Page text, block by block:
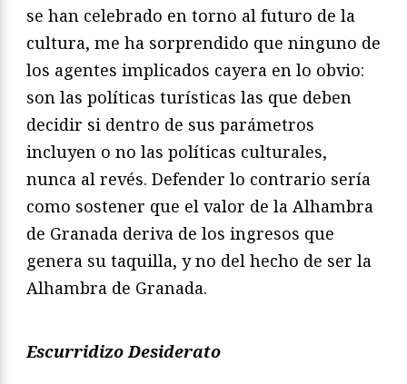
se han celebrado en torno al futuro de la
cultura, me ha sorprendido que ninguno de
los agentes implicados cayera en lo obvio:
son las políticas turísticas las que deben
decidir si dentro de sus parámetros
incluyen o no las políticas culturales,
nunca al revés. Defender lo contrario sería
como sostener que el valor de la Alhambra
de Granada deriva de los ingresos que
genera su taquilla, y no del hecho de ser la
Alhambra de Granada.
Escurridizo Desiderato